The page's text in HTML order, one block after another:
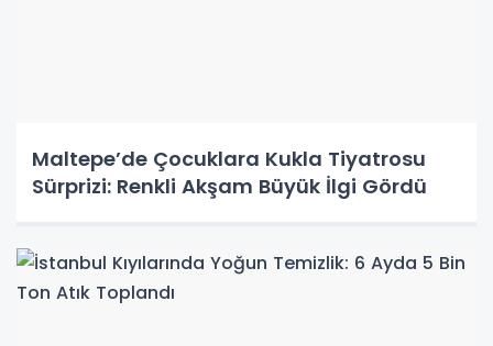
Maltepe’de Çocuklara Kukla Tiyatrosu
Sürprizi: Renkli Akşam Büyük İlgi Gördü